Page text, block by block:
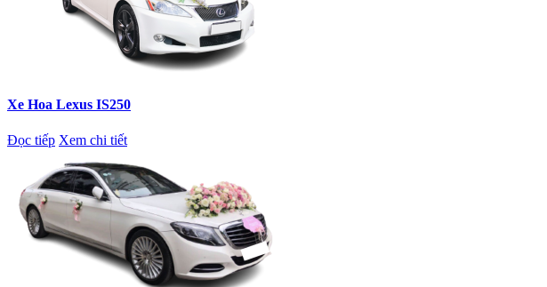
Xe Hoa Lexus IS250
Đọc tiếp Xem chi tiết